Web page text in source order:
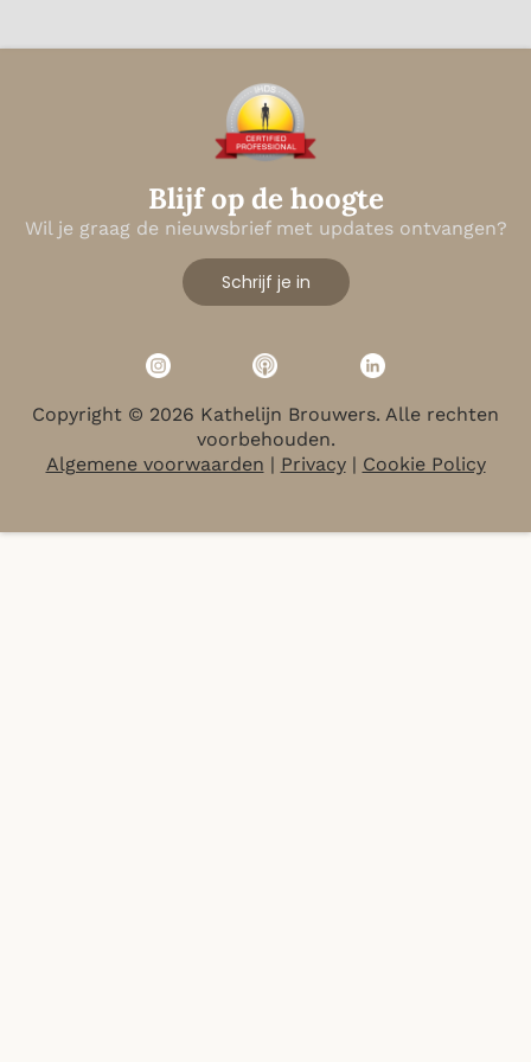
Blijf op de hoogte
Wil je graag de nieuwsbrief met updates ontvangen?
Schrijf je in
Copyright © 2026 Kathelijn Brouwers. Alle rechten
voorbehouden.
Algemene voorwaarden | Privacy| Cookie Policy